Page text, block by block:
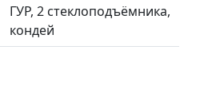
ГУР, 2 стеклоподъёмника,
кондей